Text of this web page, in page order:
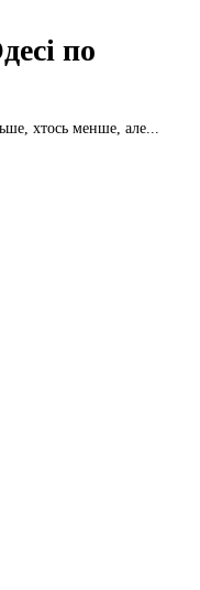
по
хтось менше, але...